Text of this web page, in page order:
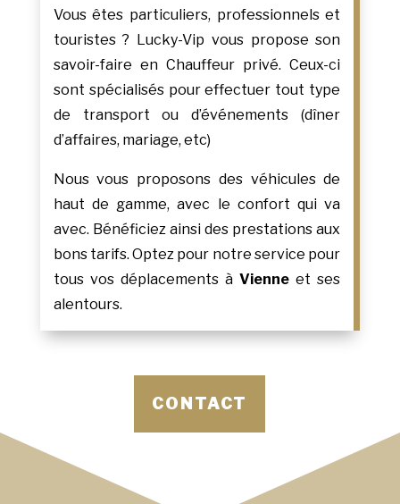
Vous êtes particuliers, professionnels et
touristes ? Lucky-Vip vous propose son
savoir-faire en Chauffeur privé. Ceux-ci
sont spécialisés pour effectuer tout type
de transport ou d’événements (dîner
d’affaires, mariage, etc)
Nous vous proposons des véhicules de
haut de gamme, avec le confort qui va
avec. Bénéficiez ainsi des prestations aux
bons tarifs. Optez pour notre service pour
tous vos déplacements àVienne et ses
alentours.
CONTACT